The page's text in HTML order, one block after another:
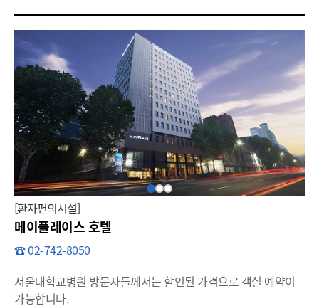
할인
[환자편의시설]
메이플레이스 호텔
☎ 02-742-8050
서울대학교병원 방문자들께서는 할인된 가격으로 객실 예약이
가능합니다.